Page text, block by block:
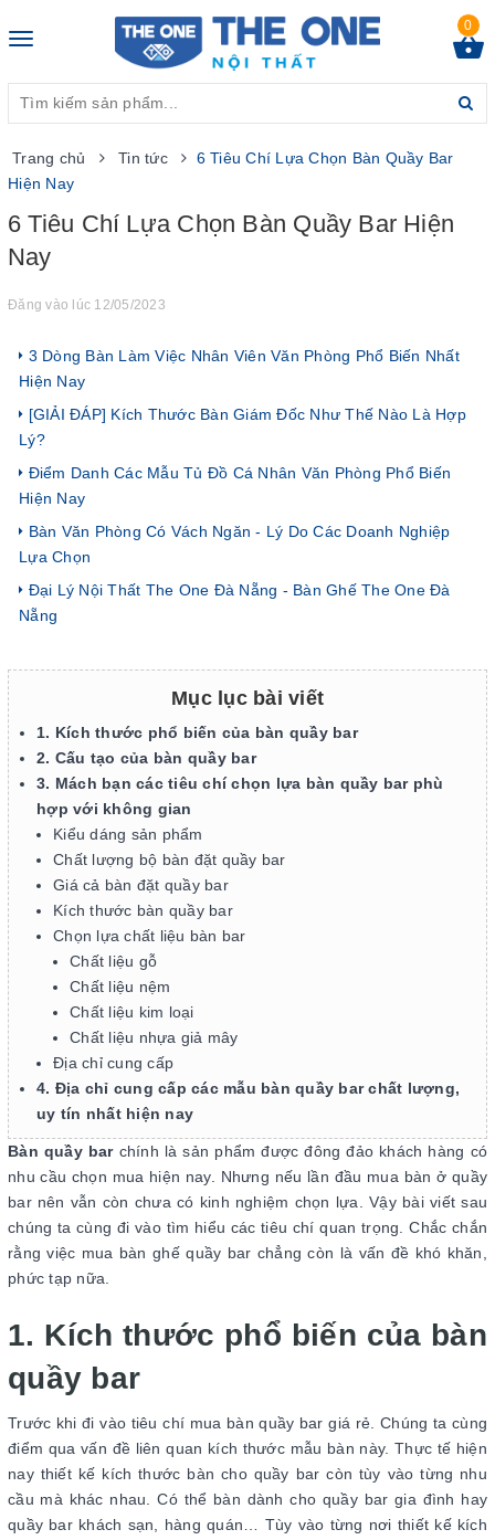
Toggle
0
Trang chủ Tin tức
6 Tiêu Chí Lựa Chọn Bàn Quầy Bar
Hiện Nay
6 Tiêu Chí Lựa Chọn Bàn Quầy Bar Hiện
Nay
Đăng vào lúc 12/05/2023
3 Dòng Bàn Làm Việc Nhân Viên Văn Phòng Phổ Biến Nhất
Hiện Nay
[GIẢI ĐÁP] Kích Thước Bàn Giám Đốc Như Thế Nào Là Hợp
Lý?
Điểm Danh Các Mẫu Tủ Đồ Cá Nhân Văn Phòng Phổ Biến
Hiện Nay
Bàn Văn Phòng Có Vách Ngăn - Lý Do Các Doanh Nghiệp
Lựa Chọn
Đại Lý Nội Thất The One Đà Nẵng - Bàn Ghế The One Đà
Nẵng
Mục lục bài viết
1. Kích thước phổ biến của bàn quầy bar
2. Cấu tạo của bàn quầy bar
3. Mách bạn các tiêu chí chọn lựa bàn quầy bar phù
hợp với không gian
Kiểu dáng sản phẩm
Chất lượng bộ bàn đặt quầy bar
Giá cả bàn đặt quầy bar
Kích thước bàn quầy bar
Chọn lựa chất liệu bàn bar
Chất liệu gỗ
Chất liệu nệm
Chất liệu kim loại
Chất liệu nhựa giả mây
Địa chỉ cung cấp
4. Địa chỉ cung cấp các mẫu bàn quầy bar chất lượng,
uy tín nhất hiện nay
Bàn quầy barchính là sản phẩm được đông đảo khách hàng có
nhu cầu chọn mua hiện nay. Nhưng nếu lần đầu mua bàn ở quầy
bar nên vẫn còn chưa có kinh nghiệm chọn lựa. Vậy bài viết sau
chúng ta cùng đi vào tìm hiểu các tiêu chí quan trọng. Chắc chắn
rằng việc mua bàn ghế quầy bar chẳng còn là vấn đề khó khăn,
phức tạp nữa.
1. Kích thước phổ biến của bàn
quầy bar
Trước khi đi vào tiêu chí mua bàn quầy bar giá rẻ. Chúng ta cùng
điểm qua vấn đề liên quan kích thước mẫu bàn này. Thực tế hiện
nay thiết kế kích thước bàn cho quầy bar còn tùy vào từng nhu
cầu mà khác nhau. Có thể bàn dành cho quầy bar gia đình hay
quầy bar khách sạn, hàng quán… Tùy vào từng nơi thiết kế kích